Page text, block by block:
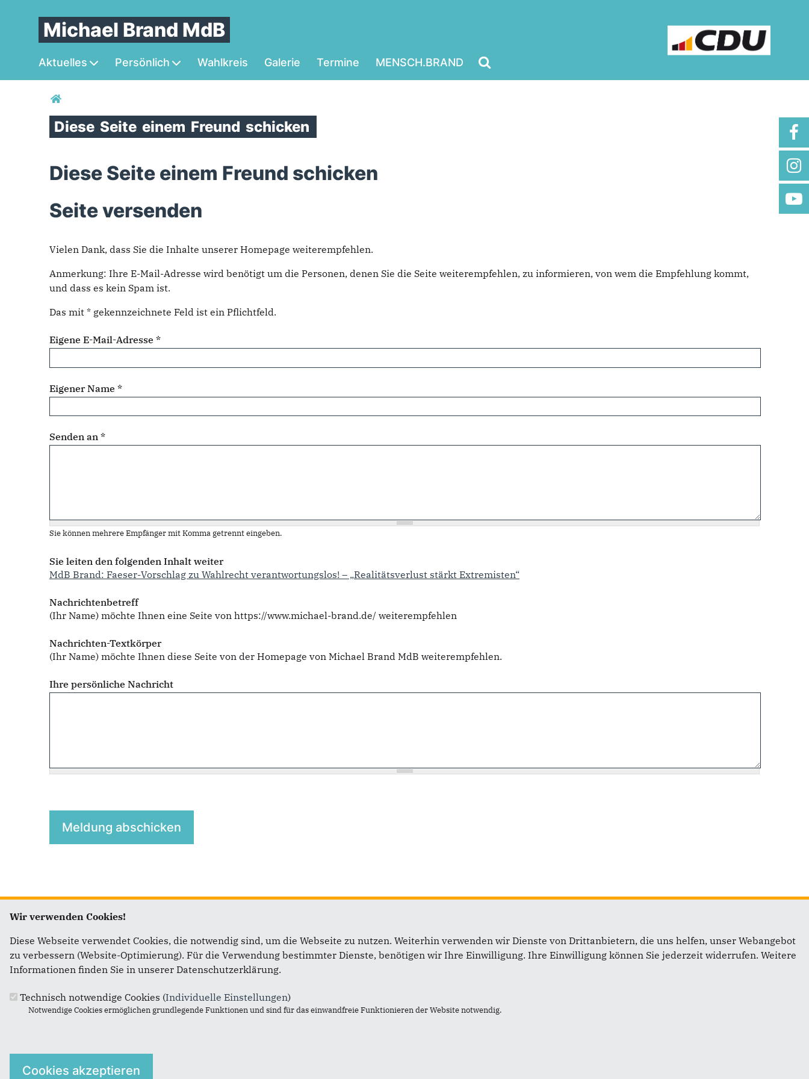
Michael Brand MdB
Aktuelles Persönlich Wahlkreis Galerie Termine MENSCH.BRAND
Sie sind hier
Diese Seite einem Freund schicken
Diese Seite einem Freund schicken
Seite versenden
Vielen Dank, dass Sie die Inhalte unserer Homepage weiterempfehlen.
Anmerkung: Ihre E-Mail-Adresse wird benötigt um die Personen, denen Sie die Seite weiterempfehlen, zu informieren, von wem die Empfehlung kommt,
und dass es kein Spam ist.
Das mit * gekennzeichnete Feld ist ein Pflichtfeld.
Eigene E-Mail-Adresse *
Eigener Name *
Senden an *
Sie können mehrere Empfänger mit Komma getrennt eingeben.
Sie leiten den folgenden Inhalt weiter
MdB Brand: Faeser-Vorschlag zu Wahlrecht verantwortungslos! – „Realitätsverlust stärkt Extremisten“
Nachrichtenbetreff
(Ihr Name) möchte Ihnen eine Seite von https://www.michael-brand.de/ weiterempfehlen
Nachrichten-Textkörper
(Ihr Name) möchte Ihnen diese Seite von der Homepage von Michael Brand MdB weiterempfehlen.
Ihre persönliche Nachricht
Fußbereich Anschrift
Michael Brand MdB
Bundestag
Im Web
CDU/CSU Bundestagsfraktion
Links
Wir verwenden Cookies!
Diese Webseite verwendet Cookies, die notwendig sind, um die Webseite zu nutzen. Weiterhin verwenden wir Dienste von Drittanbietern, die uns helfen, unser Webangebot
zu verbessern (Website-Optimierung). Für die Verwendung bestimmter Dienste, benötigen wir Ihre Einwilligung. Ihre Einwilligung können Sie jederzeit widerrufen. Weitere
Informationen finden Sie in unserer Datenschutzerklärung.
Technisch notwendige Cookies (Individuelle Einstellungen)
Notwendige Cookies ermöglichen grundlegende Funktionen und sind für das einwandfreie Funktionieren der Website notwendig.